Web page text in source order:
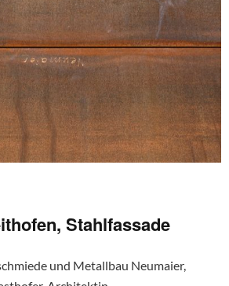
Stahlfassade
und Metallbau Neumaier,